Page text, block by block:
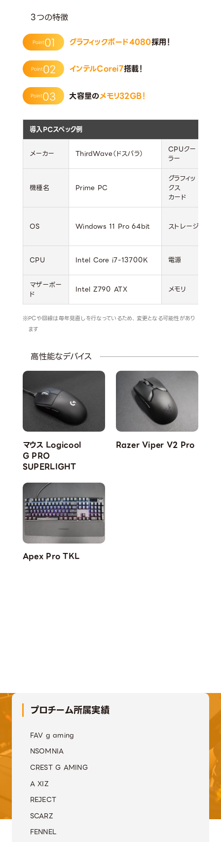
3つの特徴
Point01 グラフィックボード4080採用！
Point02 インテルCorei7搭載！
Point03 大容量のメモリ32GB！
導入PCスペック例
メーカー ThirdWave（ドスパラ）
CPUクー
ラー
機種名 Prime PC
グラフィッ
クス
カード
OS Windows 11 Pro 64bit ストレージ
CPU Intel Core i7-13700K 電源
マザーボー
ド
Intel Z790 ATX メモリ
PCや回線は毎年見直しを行なっているため、変更となる可能性があり
ます
高性能なデバイス
マウス Logicool
G PRO
SUPERLIGHT
Razer Viper V2 Pro
Apex Pro TKL
プロチーム所属実績
FAV g aming
NSOMNIA
CREST G AMING
A XIZ
REJECT
SCARZ
FENNEL